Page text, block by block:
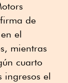
de
el
mientras
cuarto
ingresos el